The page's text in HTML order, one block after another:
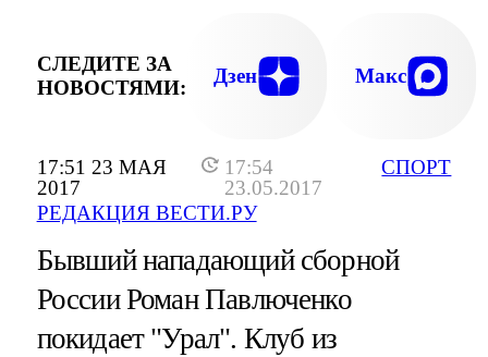
17:51 23 МАЯ
2017
17:54
23.05.2017
РЕДАКЦИЯ ВЕСТИ.РУ
СПОРТ
СЛЕДИТЕ ЗА
НОВОСТЯМИ:
Дзен Макс
Бывший нападающий сборной
России Роман Павлюченко
покидает "Урал". Клуб из